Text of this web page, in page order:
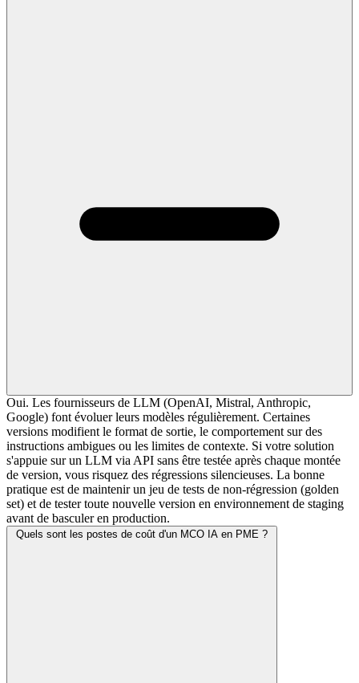
Oui. Les fournisseurs de LLM (OpenAI, Mistral, Anthropic,
Google) font évoluer leurs modèles régulièrement. Certaines
versions modifient le format de sortie, le comportement sur des
instructions ambigues ou les limites de contexte. Si votre solution
s'appuie sur un LLM via API sans être testée après chaque montée
de version, vous risquez des régressions silencieuses. La bonne
pratique est de maintenir un jeu de tests de non-régression (golden
set) et de tester toute nouvelle version en environnement de staging
avant de basculer en production.
Quels sont les postes de coût d'un MCO IA en PME ?